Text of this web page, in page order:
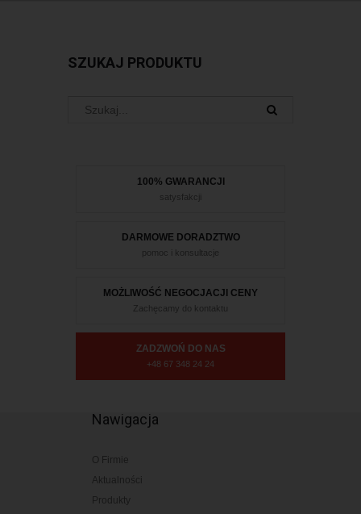
SZUKAJ PRODUKTU
100% GWARANCJI
satysfakcji
DARMOWE DORADZTWO
pomoc i konsultacje
MOŻLIWOŚĆ NEGOCJACJI CENY
Zachęcamy do kontaktu
ZADZWOŃ DO NAS
+48 67 348 24 24
Nawigacja
O Firmie
Aktualności
Produkty